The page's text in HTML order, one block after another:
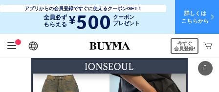
アプリからの会員登録ですぐに使えるクーポンGET！
全員必ず
もらえる ¥500 クーポン
プレゼント
詳しくは
こちらから
日本語
English
简体中文
繁體中文
今すぐ
会員登録!